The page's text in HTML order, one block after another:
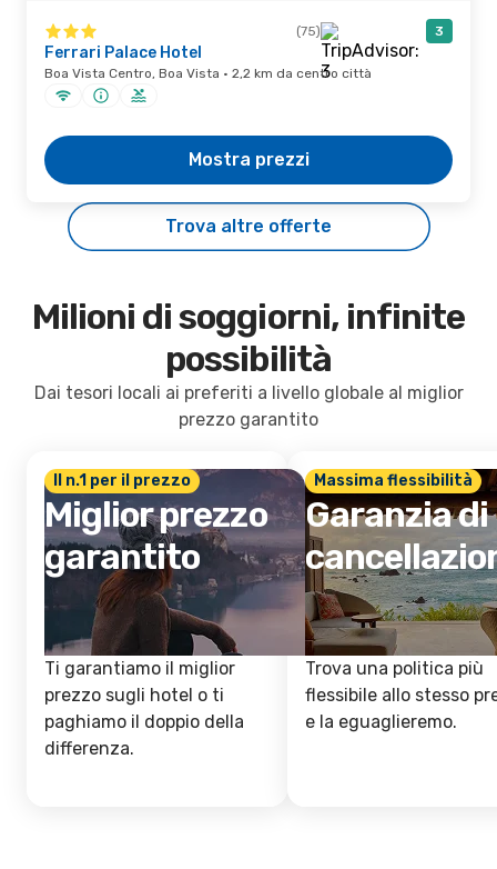
(75) 3
Ferrari Palace Hotel
Boa Vista Centro, Boa Vista · 2,2 km da centro città
Mostra prezzi
Trova altre offerte
Milioni di soggiorni, infinite
possibilità
Dai tesori locali ai preferiti a livello globale al miglior
prezzo garantito
Il n.1 per il prezzo
Miglior prezzo
garantito
Ti garantiamo il miglior
prezzo sugli hotel o ti
paghiamo il doppio della
differenza.
Massima flessibilità
Garanzia di
Trova una politica più
flessibile allo stesso
e la eguaglieremo.